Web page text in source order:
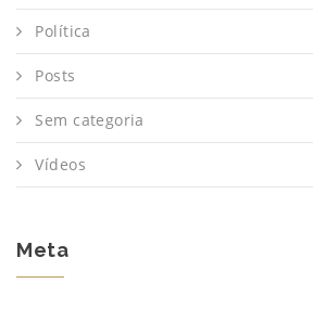
Política
Posts
Sem categoria
Vídeos
Meta